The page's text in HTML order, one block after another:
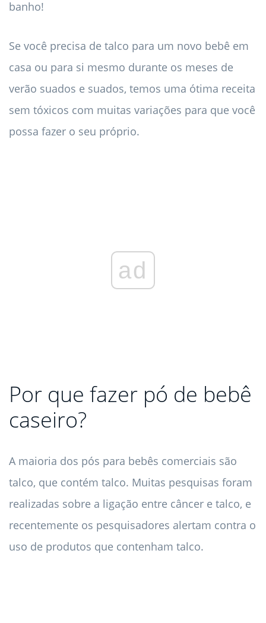
banho!
Se você precisa de talco para um novo bebê em
casa ou para si mesmo durante os meses de
verão suados e suados, temos uma ótima receita
sem tóxicos com muitas variações para que você
possa fazer o seu próprio.
ad
Por que fazer pó de bebê
caseiro?
A maioria dos pós para bebês comerciais são
talco, que contém talco. Muitas pesquisas foram
realizadas sobre a ligação entre câncer e talco, e
recentemente os pesquisadores alertam contra o
uso de produtos que contenham talco.